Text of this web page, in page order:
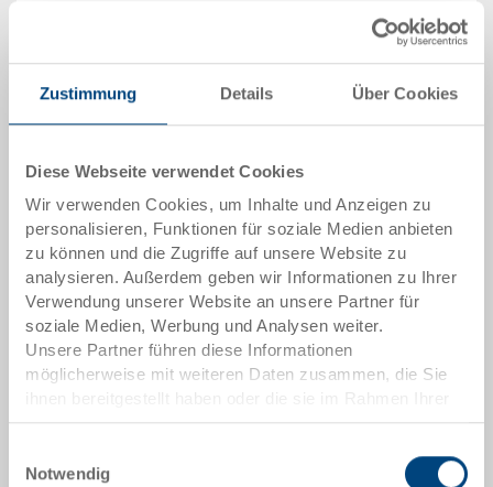
Zustimmung Details Über Cookies
Diese Webseite verwendet Cookies
Wir verwenden Cookies, um Inhalte und Anzeigen zu
personalisieren, Funktionen für soziale Medien anbieten
zu können und die Zugriffe auf unsere Website zu
analysieren. Außerdem geben wir Informationen zu Ihrer
Verwendung unserer Website an unsere Partner für
soziale Medien, Werbung und Analysen weiter.
Unsere Partner führen diese Informationen
möglicherweise mit weiteren Daten zusammen, die Sie
Nutzung der Dienste gesammelt haben.
Notwendig
Bestellmenge
ab 1 Stück
Lieferzeit
Ab Lager
-
zum Produkt